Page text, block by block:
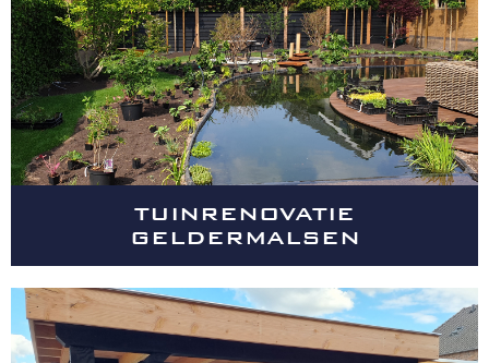
TUINRENOVATIE
GELDERMALSEN